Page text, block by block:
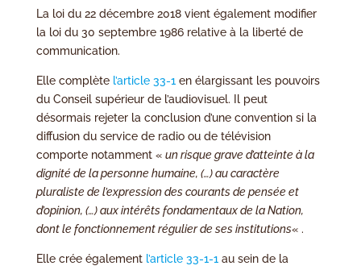
La loi du 22 décembre 2018 vient également modifier
la loi du 30 septembre 1986 relative à la liberté de
communication.
Elle complète l’article 33-1en élargissant les pouvoirs
du Conseil supérieur de l’audiovisuel. Il peut
désormais rejeter la conclusion d’une convention si la
diffusion du service de radio ou de télévision
comporte notamment « un risque grave d’atteinte à la
dignité de la personne humaine, (…) au caractère
pluraliste de l’expression des courants de pensée et
d’opinion, (…) aux intérêts fondamentaux de la Nation,
dont le fonctionnement régulier de ses institutions« .
Elle crée également l’article 33-1-1au sein de la